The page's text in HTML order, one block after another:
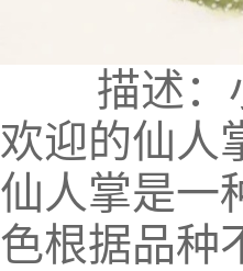
描述：
欢迎的仙人
仙人掌是一
色根据品种